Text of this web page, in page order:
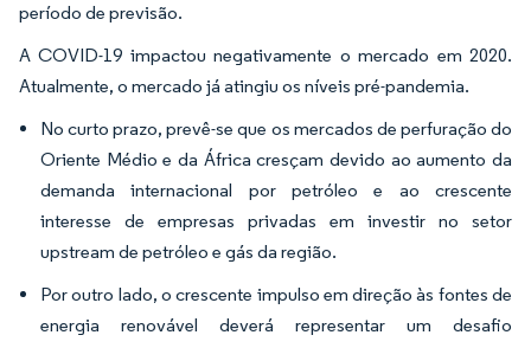
período de previsão.
A COVID-19 impactou negativamente o mercado em 2020.
Atualmente, o mercado já atingiu os níveis pré-pandemia.
No curto prazo, prevê-se que os mercados de perfuração do
Oriente Médio e da África cresçam devido ao aumento da
demanda internacional por petróleo e ao crescente
interesse de empresas privadas em investir no setor
upstream de petróleo e gás da região.
Por outro lado, o crescente impulso em direção às fontes de
energia renovável deverá representar um desafio